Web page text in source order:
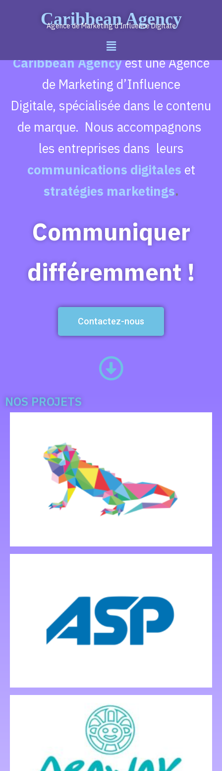
Caribbean Agency
Agence de Marketing d’Influence Digitale
Caribbean Agencyest une Agence
de Marketing d’Influence
Digitale, spécialisée dans le contenu
de marque. Nous accompagnons
les entreprises dans leurs
communications digitales et
stratégies marketings.
Communiquer
différemment !
Contactez-nous
NOS PROJETS